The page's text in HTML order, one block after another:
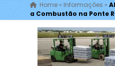
Home» Informações »
a Combustão na Ponte